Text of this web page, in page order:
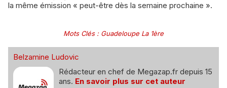
la même émission « peut-être dès la semaine prochaine ».
Mots Clés: Guadeloupe La 1ère
Belzamine Ludovic
Rédacteur en chef de Megazap.fr depuis 15
ans. En savoir plus sur cet auteur